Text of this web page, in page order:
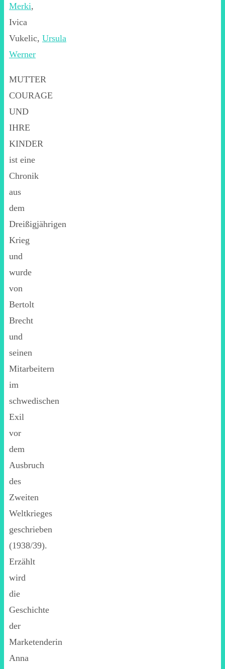
Merki,
Ivica
Vukelic, Ursula
Werner
MUTTER
COURAGE
UND
IHRE
KINDER
ist eine
Chronik
aus
dem
Dreißigjährigen
Krieg
und
wurde
von
Bertolt
Brecht
und
seinen
Mitarbeitern
im
schwedischen
Exil
vor
dem
Ausbruch
des
Zweiten
Weltkrieges
geschrieben
(1938/39).
Erzählt
wird
die
Geschichte
der
Marketenderin
Anna